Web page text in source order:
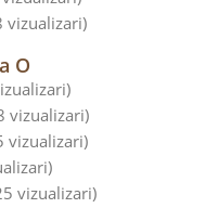
vizualizari)
O
vizualizari)
vizualizari)
vizualizari)